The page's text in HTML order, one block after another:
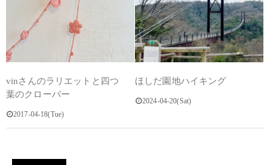
vinさんのラリエットと四つ
葉のクローバー
2017-04-18(Tue)
ほしだ園地ハイキング
2024-04-20(Sat)